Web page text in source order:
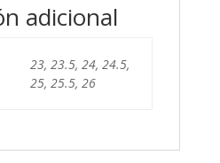
adicional
23, 23.5, 24, 24.5,
25, 25.5, 26